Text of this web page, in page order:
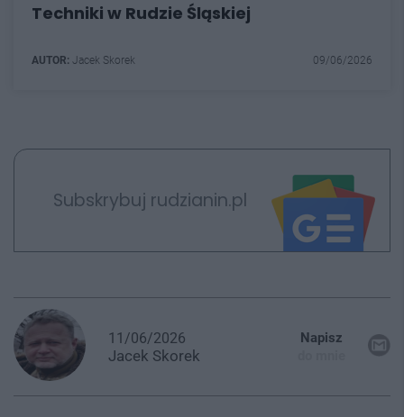
Techniki w Rudzie Śląskiej
AUTOR: Jacek Skorek 09/06/2026
Subskrybuj rudzianin.pl
11/06/2026
Jacek Skorek
Napisz